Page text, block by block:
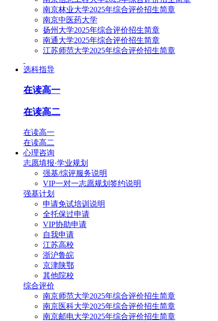
南京林业大学2025年综合评价招生简章
南京中医药大学
扬州大学2025年综合评价招生简章
南通大学2025年综合评价招生简章
江苏师范大学2025年综合评价招生简章
选科指导
在读高一
在读高二
在读高一
在读高二
心理咨询
志愿填报·学业规划
强基/综评服务说明
VIP一对一志愿规划签约说明
强基计划
申请免试培训说明
全托保过申请
VIP协助申请
自我申请
江苏高校
浙沪鲁皖
京津陕鄂
其他院校
综合评价
南京师范大学2025年综合评价招生简章
南京医科大学2025年综合评价招生简章
南京邮电大学2025年综合评价招生简章